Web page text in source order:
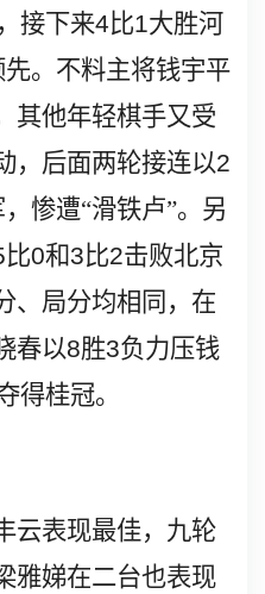
接下来4 比1大胜河
。不料主将钱宇平
其他年轻棋手又受
，后面两轮接连以2
惨遭“滑铁卢”。另
比0和3 比2击败北京
、局分均相同，在
春以8胜3负力压钱
得桂冠。
云表现最佳，九轮
雅娣在二台也表现